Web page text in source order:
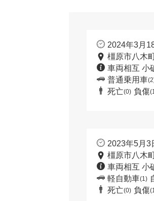
2024年3月
橿原市八木
車両相互 小
普通乗用車
死亡(0) 負傷
2023年5月3
橿原市八木
車両相互 小
軽自動車(1)
死亡(0) 負傷